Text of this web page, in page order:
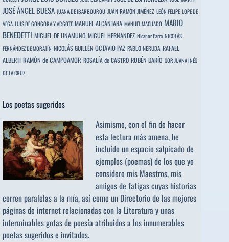
JOSÉ ÁNGEL BUESA JUANA DE IBARBOUROU JUAN RAMÓN JIMÉNEZ LEÓN FELIPE LOPE DE
VEGA LUIS DE GÓNGORA Y ARGOTE MANUEL ALCÁNTARA MANUEL MACHADO MARIO
BENEDETTI MIGUEL DE UNAMUNO MIGUEL HERNÁNDEZ Nicanor Parra NICOLÁS
FERNÁNDEZ DE MORATÍN NICOLÁS GUILLÉN OCTAVIO PAZ PABLO NERUDA RAFAEL
ALBERTI RAMÓN de CAMPOAMOR ROSALÍA de CASTRO RUBÉN DARÍO SOR JUANA INÉS
DE LA CRUZ
Los poetas sugeridos
Asimismo, con el fin de hacer
esta lectura más amena, he
incluído un espacio salpicado de
ejemplos (poemas) de los que yo
considero mis Maestros, mis
amigos de fatigas cuyas historias
corren paralelas a la mía, así como un Directorio de las mejores
páginas de internet relacionadas con la Literatura y unas
interminables gotas de poesía atribuidos a los innumerables
poetas sugeridose invitados.